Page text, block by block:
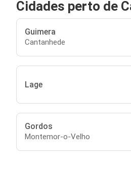
Cidades perto de
Guimera
Cantanhede
Lage
Gordos
Montemor-o-Velho